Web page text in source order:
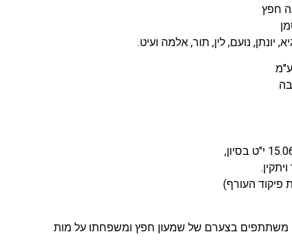
חפץ
יונתן, נועם, לין, תור, אלמה ועיט.
פיקוד העורף)
משתתפים בצערם של שמעון חפץ ומשפחתו על מות